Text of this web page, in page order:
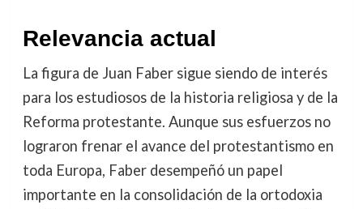
Relevancia actual
La figura de Juan Faber sigue siendo de interés
para los estudiosos de la historia religiosa y de la
Reforma protestante. Aunque sus esfuerzos no
lograron frenar el avance del protestantismo en
toda Europa, Faber desempeñó un papel
importante en la consolidación de la ortodoxia